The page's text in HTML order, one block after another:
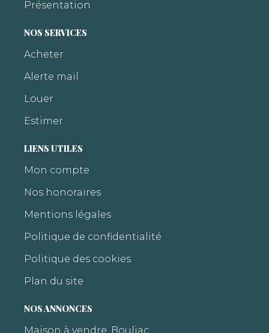
Présentation
NOS SERVICES
Acheter
Alerte mail
Louer
Estimer
LIENS UTILES
Mon compte
Nos honoraires
Mentions légales
Politique de confidentialité
Politique des cookies
Plan du site
NOS ANNONCES
Maison à vendre, Bouliac